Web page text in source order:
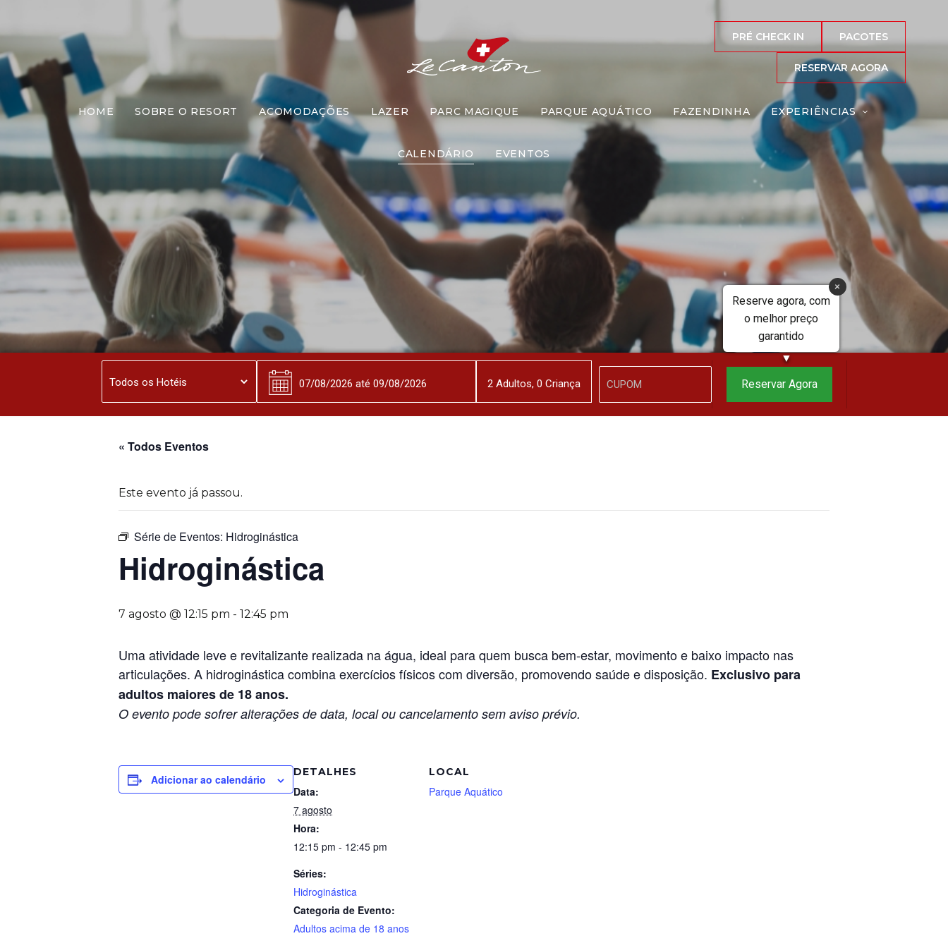
PRÉ CHECK IN PACOTES
RESERVAR AGORA
HOME SOBRE O RESORT ACOMODAÇÕES LAZER PARC MAGIQUE PARQUE AQUÁTICO FAZENDINHA EXPERIÊNCIAS
CALENDÁRIO EVENTOS
Hidroginástica
« Todos Eventos
Este evento já passou.
Série de Eventos: Hidroginástica
Hidroginástica
7 agosto @ 12:15 pm - 12:45 pm
Uma atividade leve e revitalizante realizada na água, ideal para quem busca bem-estar, movimento e baixo impacto nas
articulações. A hidroginástica combina exercícios físicos com diversão, promovendo saúde e disposição. Exclusivo para
adultos maiores de 18 anos.
O evento pode sofrer alterações de data, local ou cancelamento sem aviso prévio.
Adicionar ao calendário
DETALHES
Data:
7 agosto
Hora:
12:15 pm - 12:45 pm
Séries:
Hidroginástica
Categoria de Evento:
Adultos acima de 18 anos
LOCAL
Parque Aquático
2Adultos, 0 Criança
Reserve agora, com
o melhor preço
garantido
▼
Reservar Agora